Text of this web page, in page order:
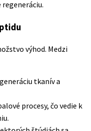
regeneráciu.
výhod. Medzi
tkanív a
procesy, čo vedie k